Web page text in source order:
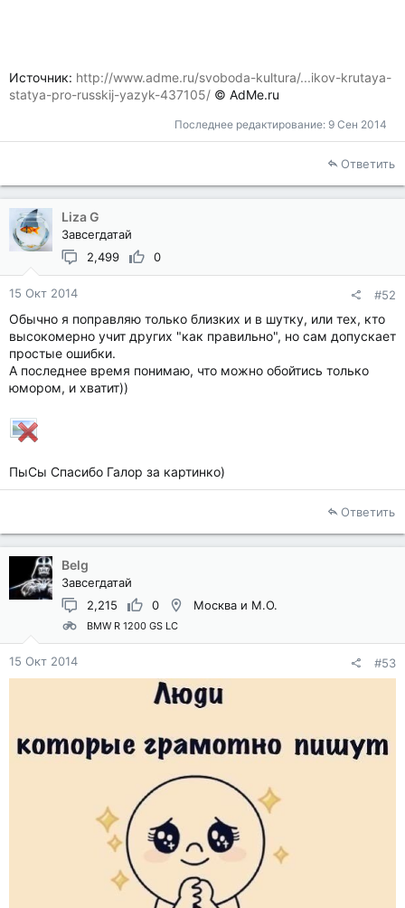
Источник: http://www.adme.ru/svoboda-kultura/...ikov-krutaya-
statya-pro-russkij-yazyk-437105/ © AdMe.ru
Последнее редактирование: 9 Сен 2014
Ответить
Liza G
Завсегдатай
2,499
0
15 Окт 2014 #52
Обычно я поправляю только близких и в шутку, или тех, кто
высокомерно учит других "как правильно", но сам допускает
простые ошибки.
А последнее время понимаю, что можно обойтись только
юмором, и хватит))
ПыСы Спасибо Галор за картинко)
Ответить
Belg
Завсегдатай
2,215
0 Москва и М.О.
BMW R 1200 GS LC
15 Окт 2014 #53